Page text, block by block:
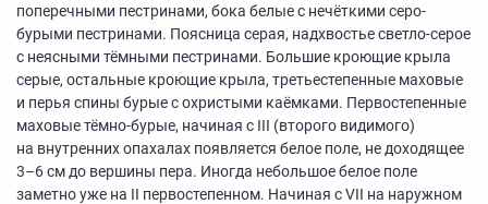
поперечными пестринами, бока белые с нечёткими серо-
бурыми пестринами. Поясница серая, надхвостье светло-серое
с неясными тёмными пестринами. Большие кроющие крыла
серые, остальные кроющие крыла, третьестепенные маховые
и перья спины бурые с охристыми каёмками. Первостепенные
маховые тёмно-бурые, начиная с III (второго видимого)
на внутренних опахалах появляется белое поле, не доходящее
3–6 см до вершины пера. Иногда небольшое белое поле
заметно уже на II первостепенном. Начиная с VII на наружном